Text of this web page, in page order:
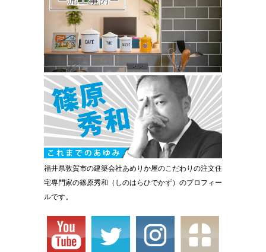
福井県敦賀市の建築会社あめりか屋のこだわりの注文住
宅専門家の篠原秀和（しのはらひでかず）のプロフィー
ルです。